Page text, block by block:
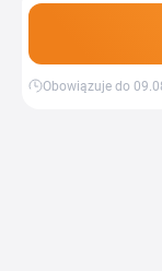
Obowiązuje do